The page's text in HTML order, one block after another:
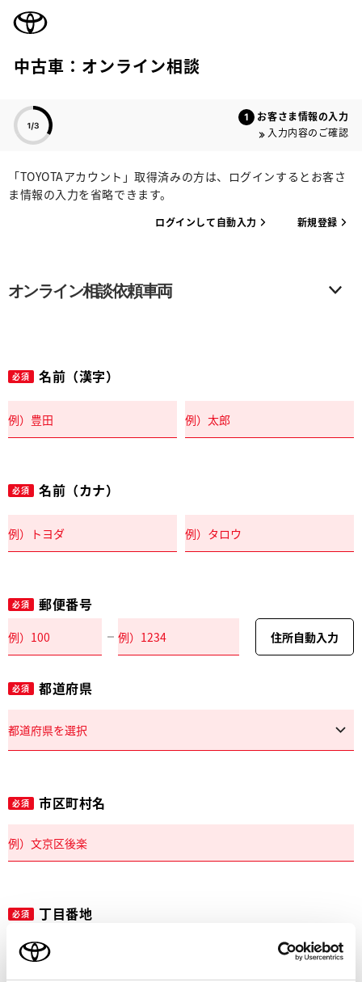
中古車：オンライン相談
お客さま情報の入力
入力内容のご確認
「TOYOTAアカウント」取得済みの方は、ログインするとお客さ
ま情報の入力を省略できます。
ログインして自動入力 新規登録
オンライン相談依頼車両
必須 名前（漢字）
必須 名前（カナ）
必須 郵便番号
住所自動入力
必須 都道府県
必須 市区町村名
必須 丁目番地